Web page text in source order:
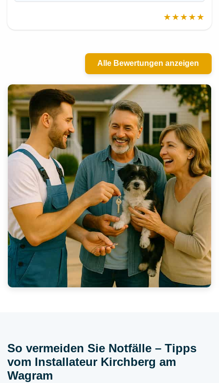
★★★★★
Alle Bewertungen anzeigen
So vermeiden Sie Notfälle – Tipps
vom Installateur Kirchberg am
Wagram